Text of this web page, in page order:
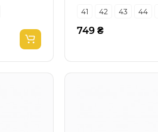
41
42 43 44
749 ₴